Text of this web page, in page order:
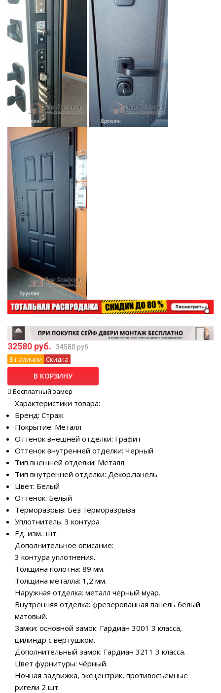
32580 руб. 34580 руб.
В наличии Скидка
В КОРЗИНУ
Бесплатный замер
Характеристики товара:
Бренд: Страж
Покрытие: Металл
Оттенок внешней отделки: Графит
Оттенок внутренней отделки: Черный
Тип внешней отделки: Металл
Тип внутренней отделки: Декор.панель
Цвет: Белый
Оттенок: Белый
Терморазрыв: Без терморазрыва
Уплотнитель: 3 контура
Ед. изм.: шт.
Дополнительное описание:
3 контура уплотнения.
Толщина полотна: 89 мм.
Толщина металла: 1,2 мм.
Наружная отделка: металл черный муар.
Внутренняя отделка: фрезерованная панель белый
матовый.
Замки: основной замок: Гардиан 3001 3 класса,
цилиндр с вертушком.
Дополнительный замок: Гардиан 3211 3 класса.
Цвет фурнитуры: чёрный.
Ночная задвижка, эксцентрик, противосъемные
ригели 2 шт.